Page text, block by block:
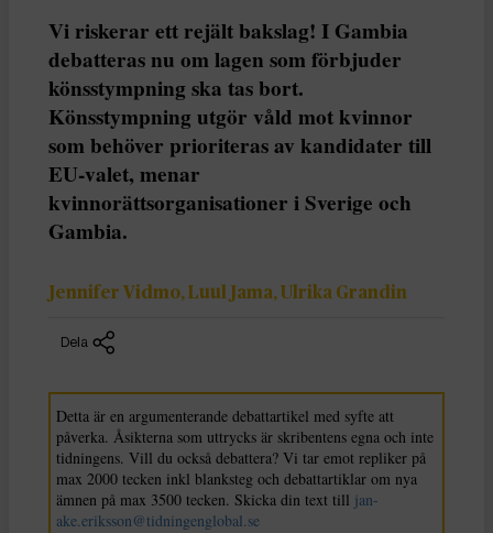
Vi riskerar ett rejält bakslag! I Gambia
debatteras nu om lagen som förbjuder
könsstympning ska tas bort.
Könsstympning utgör våld mot kvinnor
som behöver prioriteras av kandidater till
EU-valet, menar
kvinnorättsorganisationer i Sverige och
Gambia.
Jennifer Vidmo, Luul Jama, Ulrika Grandin
Dela
Detta är en argumenterande debattartikel med syfte att
påverka. Åsikterna som uttrycks är skribentens egna och inte
tidningens. Vill du också debattera? Vi tar emot repliker på
max 2000 tecken inkl blanksteg och debattartiklar om nya
ämnen på max 3500 tecken. Skicka din text till jan-
ake.eriksson@tidningenglobal.se